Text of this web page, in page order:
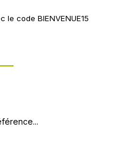
code BIENVENUE15